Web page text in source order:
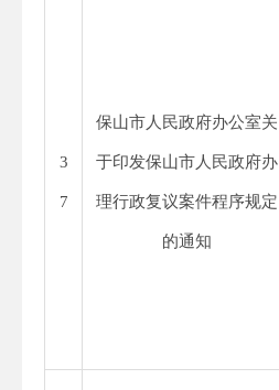
3
7
保山市人民政府办公室关
于印发保山市人民政府办
理行政复议案件程序规定
的通知